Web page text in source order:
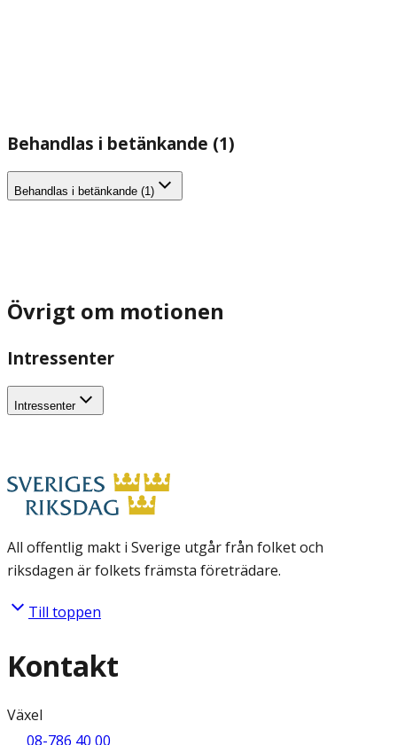
Behandlas i betänkande (1)
Behandlas i betänkande (1)
Övrigt om motionen
Intressenter
Intressenter
All offentlig makt i Sverige utgår från folket och
riksdagen är folkets främsta företrädare.
Till toppen
Kontakt
Växel
08-786 40 00